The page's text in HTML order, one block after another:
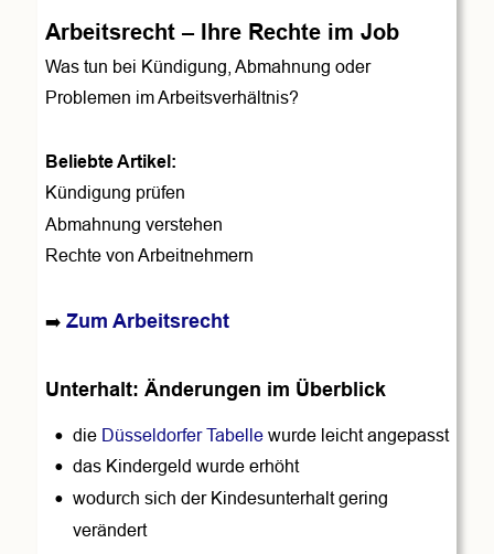
Arbeitsrecht – Ihre Rechte im Job
Was tun bei Kündigung, Abmahnung oder
Problemen im Arbeitsverhältnis?
Beliebte Artikel:
Kündigung prüfen
Abmahnung verstehen
Rechte von Arbeitnehmern
➡️ Zum Arbeitsrecht
Unterhalt: Änderungen im Überblick
• die Düsseldorfer Tabelle wurde leicht angepasst
• das Kindergeld wurde erhöht
• wodurch sich der Kindesunterhalt gering
verändert